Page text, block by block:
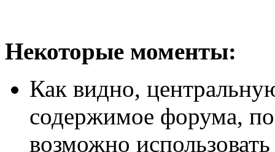
Некоторые моменты:
Как видно,
содержимое форума,
возможно